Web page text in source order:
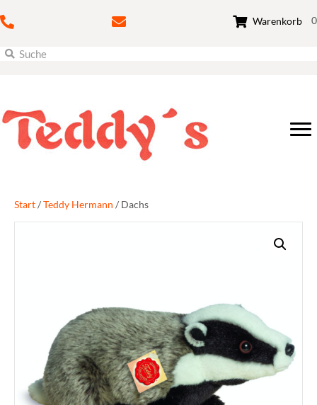
Warenkorb 0
Start/Teddy Hermann / Dachs